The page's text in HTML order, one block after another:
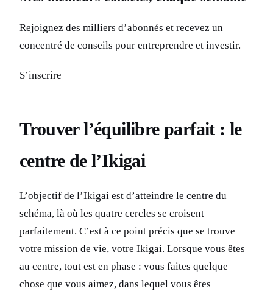
Rejoignez des milliers d’abonnés et recevez un
concentré de conseils pour entreprendre et investir.
S’inscrire
Trouver l’équilibre parfait : le
centre de l’Ikigai
L’objectif de l’Ikigai est d’atteindre le centre du
schéma, là où les quatre cercles se croisent
parfaitement. C’est à ce point précis que se trouve
votre mission de vie, votre Ikigai. Lorsque vous êtes
au centre, tout est en phase : vous faites quelque
chose que vous aimez, dans lequel vous êtes